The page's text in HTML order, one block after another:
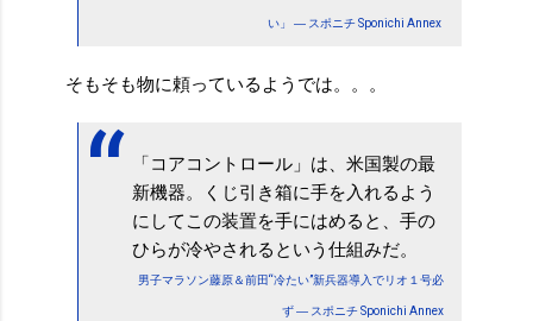
い」 ― スポニチ Sponichi Annex
そもそも物に頼っているようでは。。。
「コアコントロール」は、米国製の最
新機器。くじ引き箱に手を入れるよう
にしてこの装置を手にはめると、手の
ひらが冷やされるという仕組みだ。
男子マラソン藤原＆前田“冷たい”新兵器導入でリオ１号必
ず ― スポニチ Sponichi Annex